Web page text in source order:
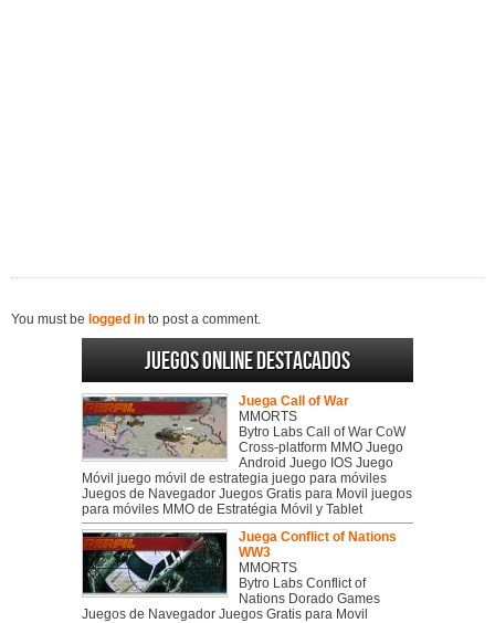
You must be logged in to post a comment.
Juegos online destacados
Juega Call of War
MMORTS
Bytro Labs Call of War CoW
Cross-platform MMO Juego
Android Juego IOS Juego
Móvil juego móvil de estrategia juego para móviles
Juegos de Navegador Juegos Gratis para Movil juegos
para móviles MMO de Estratégia Móvil y Tablet
Juega Conflict of Nations
WW3
MMORTS
Bytro Labs Conflict of
Nations Dorado Games
Juegos de Navegador Juegos Gratis para Movil